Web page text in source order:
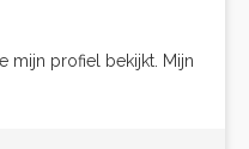
mijn profiel bekijkt. Mijn